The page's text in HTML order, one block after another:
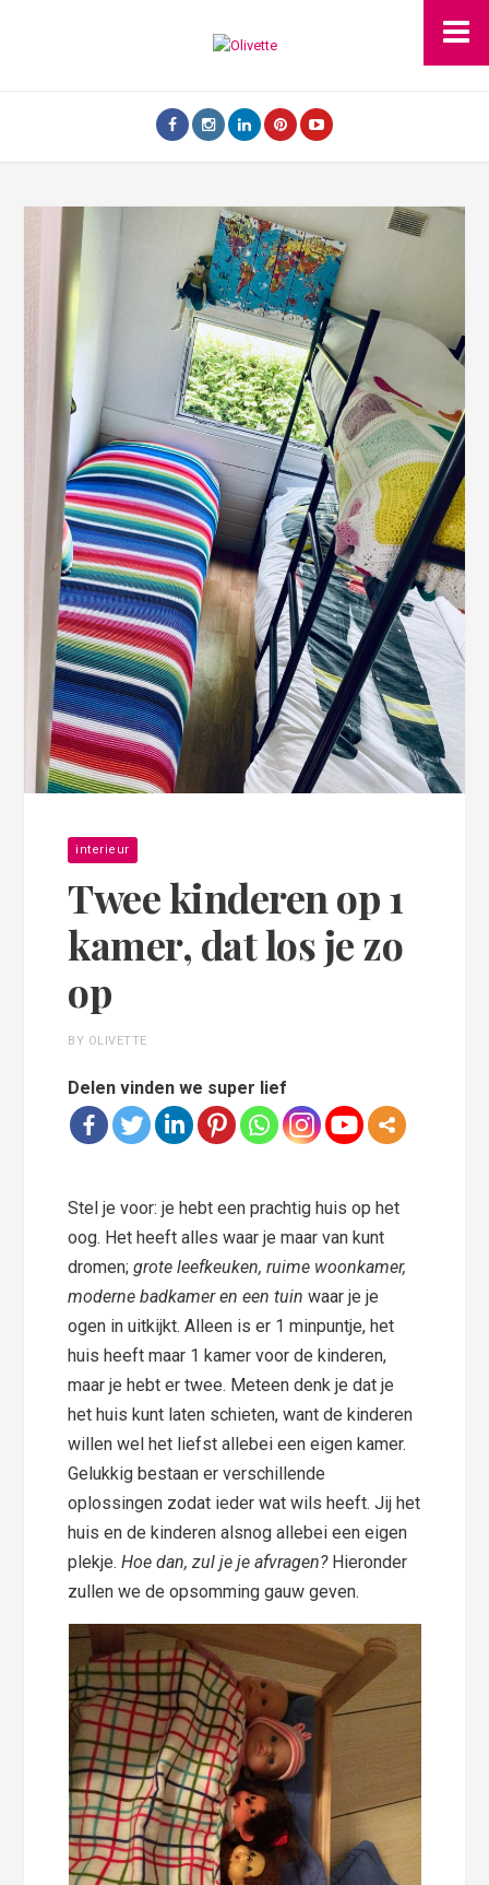
interieur
Twee kinderen op 1
kamer, dat los je zo
op
BY OLIVETTE
Delen vinden we super lief
Stel je voor: je hebt een prachtig huis op het
oog. Het heeft alles waar je maar van kunt
dromen;grote leefkeuken, ruime woonkamer,
moderne badkamer en een tuin waar je je
ogen in uitkijkt. Alleen is er 1 minpuntje, het
huis heeft maar 1 kamer voor de kinderen,
maar je hebt er twee. Meteen denk je dat je
het huis kunt laten schieten, want de kinderen
willen wel het liefst allebei een eigen kamer.
Gelukkig bestaan er verschillende
oplossingen zodat ieder wat wils heeft. Jij het
huis en de kinderen alsnog allebei een eigen
plekje.Hoe dan, zul je je afvragen?Hieronder
zullen we de opsomming gauw geven.